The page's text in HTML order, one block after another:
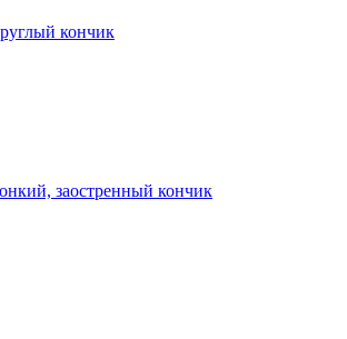
кончик
заостренный кончик